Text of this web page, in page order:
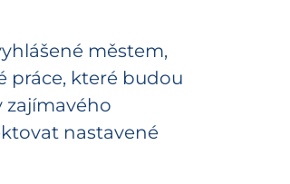
městem,
práce, které budou
zajímavého
nastavené